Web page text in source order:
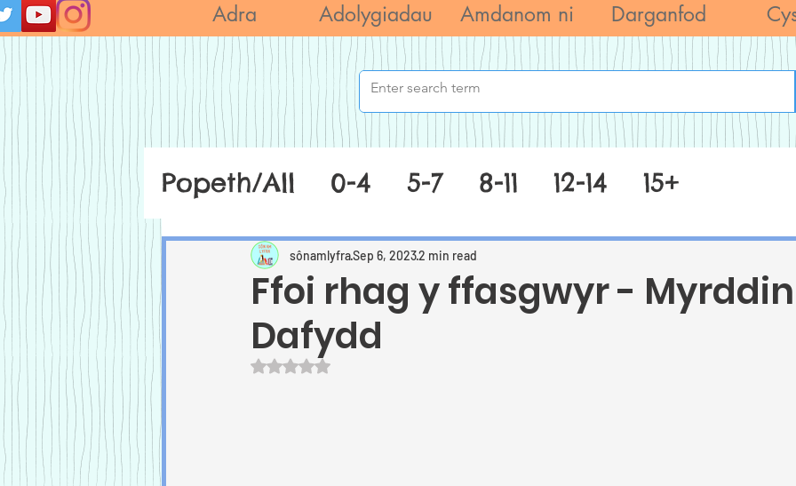
Adra Adolygiadau Amdanom ni Darganfod
Popeth/All 0-4 5-7 8-11 12-14 15+
Ffoi rhag y ffasgwyr -
Dafydd
sônamlyfraSep 6, 20232 min read
Rated NaN out of 5 stars.